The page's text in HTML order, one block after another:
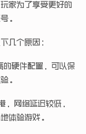
家为了享受更好的
。
几个原因：
的硬件配置，可以保
。
，网络延迟较低，
体验游戏。